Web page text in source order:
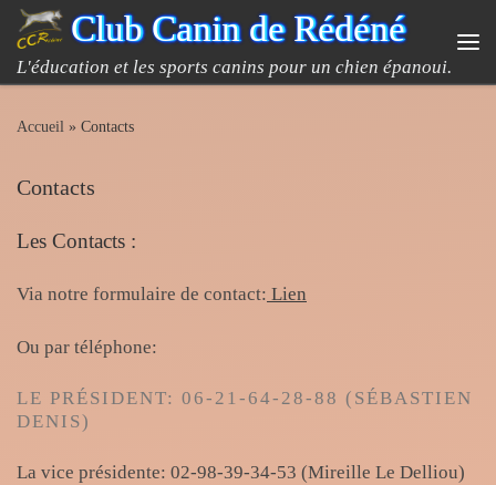
Passer au contenu
Club Canin de Rédéné
L'éducation et les sports canins pour un chien épanoui.
Accueil » Contacts
Contacts
Les Contacts :
Via notre formulaire de contact: Lien
Ou par téléphone:
LE PRÉSIDENT: 06-21-64-28-88 (SÉBASTIEN
DENIS)
La vice présidente: 02-98-39-34-53 (Mireille Le Delliou)